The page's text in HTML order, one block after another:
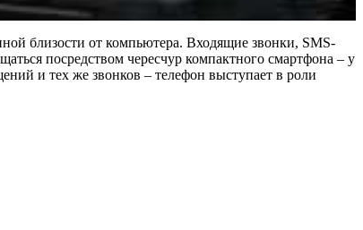
близости от компьютера. Входящие звонки, SMS-
посредством чересчур компактного смартфона – у
и тех же звонков – телефон выступает в роли